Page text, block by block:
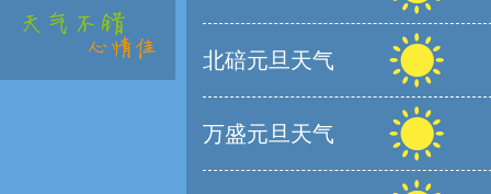
北碚元旦天气
万盛元旦天气